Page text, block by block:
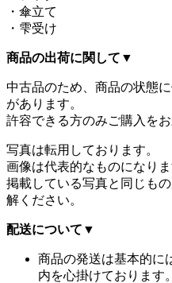
・傘立て
・雫受け
商品の出荷に関して ▼
中古品のため、商品の状態
があります。
許容できる方のみご購入をお
写真は転用しております。
画像は代表的なものになりま
掲載している写真と同じも
解ください。
配送について ▼
商品の発送は基本的に
内を心掛けております